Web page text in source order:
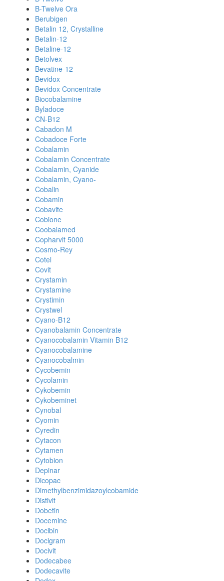
B-Twelve Ora
Berubigen
Betalin 12, Crystalline
Betalin-12
Betaline-12
Betolvex
Bevatine-12
Bevidox
Bevidox Concentrate
Biocobalamine
Byladoce
CN-B12
Cabadon M
Cobadoce Forte
Cobalamin
Cobalamin Concentrate
Cobalamin, Cyanide
Cobalamin, Cyano-
Cobalin
Cobamin
Cobavite
Cobione
Coobalamed
Copharvit 5000
Cosmo-Rey
Cotel
Covit
Crystamin
Crystamine
Crystimin
Crystwel
Cyano-B12
Cyanobalamin Concentrate
Cyanocobalamin Vitamin B12
Cyanocobalamine
Cyanocobalmin
Cycobemin
Cycolamin
Cykobemin
Cykobeminet
Cynobal
Cyomin
Cyredin
Cytacon
Cytamen
Cytobion
Depinar
Dicopac
Dimethylbenzimidazoylcobamide
Distivit
Dobetin
Docemine
Docibin
Docigram
Docivit
Dodecabee
Dodecavite